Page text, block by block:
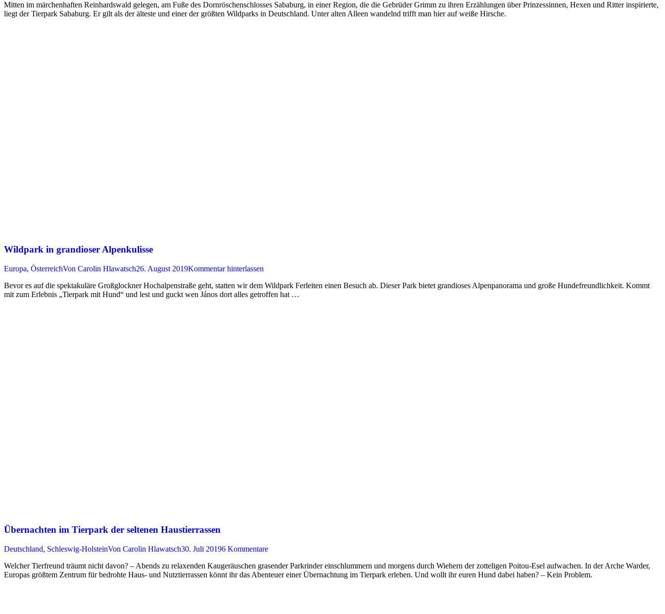
Mitten im märchenhaften Reinhardswald gelegen, am Fuße des Dornröschenschlosses Sababurg, in einer Region, die die Gebrüder Grimm zu ihren Erzählungen über Prinzessinnen, Hexen und Ritter inspirierte,
liegt der Tierpark Sababurg. Er gilt als der älteste und einer der größten Wildparks in Deutschland. Unter alten Alleen wandelnd trifft man hier auf weiße Hirsche.
Wildpark in grandioser Alpenkulisse
Europa, ÖsterreichVon Carolin Hlawatsch26. August 2019Kommentar hinterlassen
Bevor es auf die spektakuläre Großglockner Hochalpenstraße geht, statten wir dem Wildpark Ferleiten einen Besuch ab. Dieser Park bietet grandioses Alpenpanorama und große Hundefreundlichkeit. Kommt
mit zum Erlebnis „Tierpark mit Hund“ und lest und guckt wen János dort alles getroffen hat …
Übernachten im Tierpark der seltenen Haustierrassen
Deutschland, Schleswig-HolsteinVon Carolin Hlawatsch30. Juli 20196 Kommentare
Welcher Tierfreund träumt nicht davon? – Abends zu relaxenden Kaugeräuschen grasender Parkrinder einschlummern und morgens durch Wiehern der zotteligen Poitou-Esel aufwachen. In der Arche Warder,
Europas größtem Zentrum für bedrohte Haus- und Nutztierrassen könnt ihr das Abenteuer einer Übernachtung im Tierpark erleben. Und wollt ihr euren Hund dabei haben? – Kein Problem.